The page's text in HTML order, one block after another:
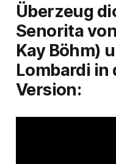
Überzeug
Senorita
Kay Böhm)
Lombardi in
Version: